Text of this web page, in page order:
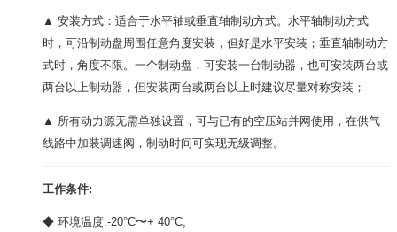
▲ 安装方式：适合于水平轴或垂直轴制动方式。水平轴制动方式
时，可沿制动盘周围任意角度安装，但好是水平安装；垂直轴制动方
式时，角度不限。一个制动盘，可安装一台制动器，也可安装两台或
两台以上制动器，但安装两台或两台以上时建议尽量对称安装；
▲ 所有动力源无需单独设置，可与已有的空压站并网使用，在供气
线路中加装调速阀，制动时间可实现无级调整。
工作条件:
◆ 环境温度:-20°C〜+ 40°C;